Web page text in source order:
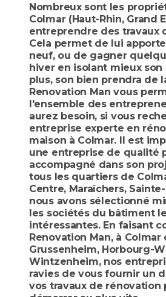
Nombreux sont les
Colmar (Haut-Rhin, Grand
entreprendre des travaux
Cela permet de lui
neuf, ou de gagner
hiver en isolant mieux son
plus, son bien prendra de
Renovation Man vous
l'ensemble des
aurez besoin, si vous
entreprise experte en
maison à Colmar. Il est
une entreprise de qualité
accompagné dans son
tous les quartiers de
Centre, Maraîchers,
nous avons sélectionné
les sociétés du bâtiment
intéressantes. En faisant
Renovation Man, à Colmar
Grussenheim, Horbourg-
Wintzenheim, nos
ravies de vous fournir un
vos travaux de rénovation